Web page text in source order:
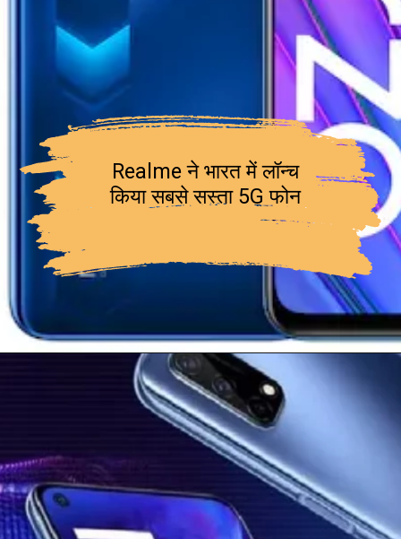
Realme ने भारत में लॉन्च
किया सबसे सस्ता 5G फोन